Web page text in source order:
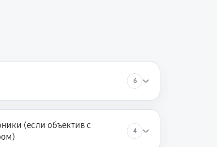
Заказать
60 минут Заказать
Заказать
6
(если объектив с
4